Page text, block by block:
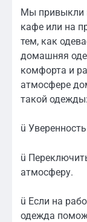
Мы привыкли
кафе или на
тем, как
домашняя
комфорта и
атмосфере
такой одежды:
ü
ü
атмосферу.
ü Если на
одежда